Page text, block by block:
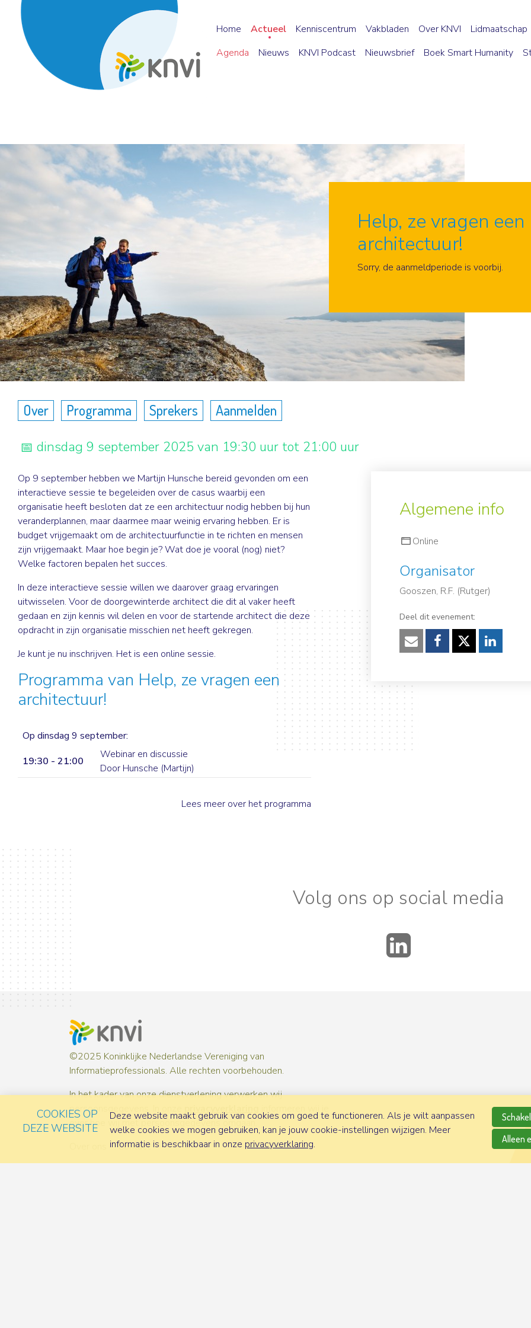
Home
Actueel
Agenda
Nieuws KNVI Podcast Nieuwsbrief Boek Smart Humanity
Kenniscentrum Vakbladen Over KNVI Lidmaatschap
Help, ze vragen een
architectuur!
Aanmelden
Sorry, de aanmeldperiode is voorbij.
Over Programma Sprekers Aanmelden
dinsdag 9 september 2025 van 19:30 uur tot 21:00 uur
Op 9 september hebben we Martijn Hunsche bereid gevonden om een
interactieve sessie te begeleiden over de casus waarbij een
organisatie heeft besloten dat ze een architectuur nodig hebben bij hun
veranderplannen, maar daarmee maar weinig ervaring hebben. Er is
budget vrijgemaakt om de architectuurfunctie in te richten en mensen
zijn vrijgemaakt. Maar hoe begin je? Wat doe je vooral (nog) niet?
Welke factoren bepalen het succes.
In deze interactieve sessie willen we daarover graag ervaringen
uitwisselen. Voor de doorgewinterde architect die dit al vaker heeft
gedaan en zijn kennis wil delen en voor de startende architect die deze
opdracht in zijn organisatie misschien net heeft gekregen.
Je kunt je nu inschrijven. Het is een online sessie.
Programma van Help, ze vragen een
architectuur!
Op dinsdag 9 september:
19:30 - 21:00
Webinar en discussie
Door Hunsche (Martijn)
Lees meer over het programma
Algemene info
Online
Organisator
Gooszen, R.F. (Rutger)
Deel dit evenement:
Verzenden
Facebook
Twitter
Volg ons op social media
©2025 Koninklijke Nederlandse Vereniging van
Informatieprofessionals. Alle rechten voorbehouden.
In het kader van onze dienstverlening verwerken wij
persoonsgegevens. In onze
over hoe wij met persoonsgegevens omgaan.
Contact
COOKIES OP
DEZE WEBSITE
Deze website maakt gebruik van cookies om goed te functioneren. Als je wilt aanpassen
welke cookies we mogen gebruiken, kan je jouw cookie-instellingen wijzigen. Meer
informatie is beschikbaar in onze privacyverklaring.
Alleen